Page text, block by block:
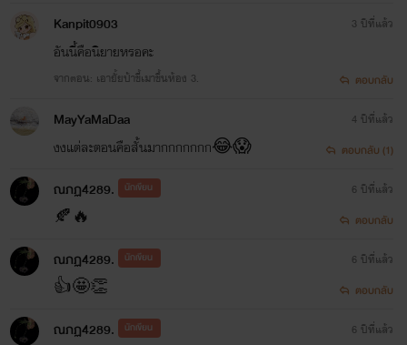
Kanpit0903
อันนี้คือนิยายหรอคะ
จากตอน: เอายั้ยป้าขี้เมาขึ้นห้อง 3.
3 ปีที่แล้ว
ตอบกลับ
MayYaMaDaa
งงแต่ละตอนคือสั้นมากกกกกกก😂😱
4 ปีที่แล้ว
ตอบกลับ (1)
ณภฏ4289. นักเขียน
🍂🔥
6 ปีที่แล้ว
ตอบกลับ
ณภฏ4289. นักเขียน
👍🤩👏
6 ปีที่แล้ว
ตอบกลับ
ณภฏ4289. นักเขียน
6 ปีที่แล้ว